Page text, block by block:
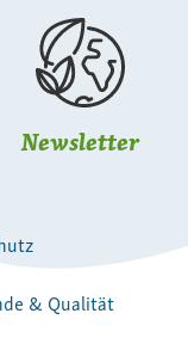
Newsletter
& Qualität